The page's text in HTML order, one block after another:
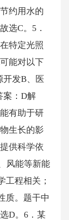
约用水的
选C。5．
特定光照
能对以下
开发B、医
案：D解
有助于研
生长的影
供科学依
风能等新能
工程相关；
质。题干中
D。6．某